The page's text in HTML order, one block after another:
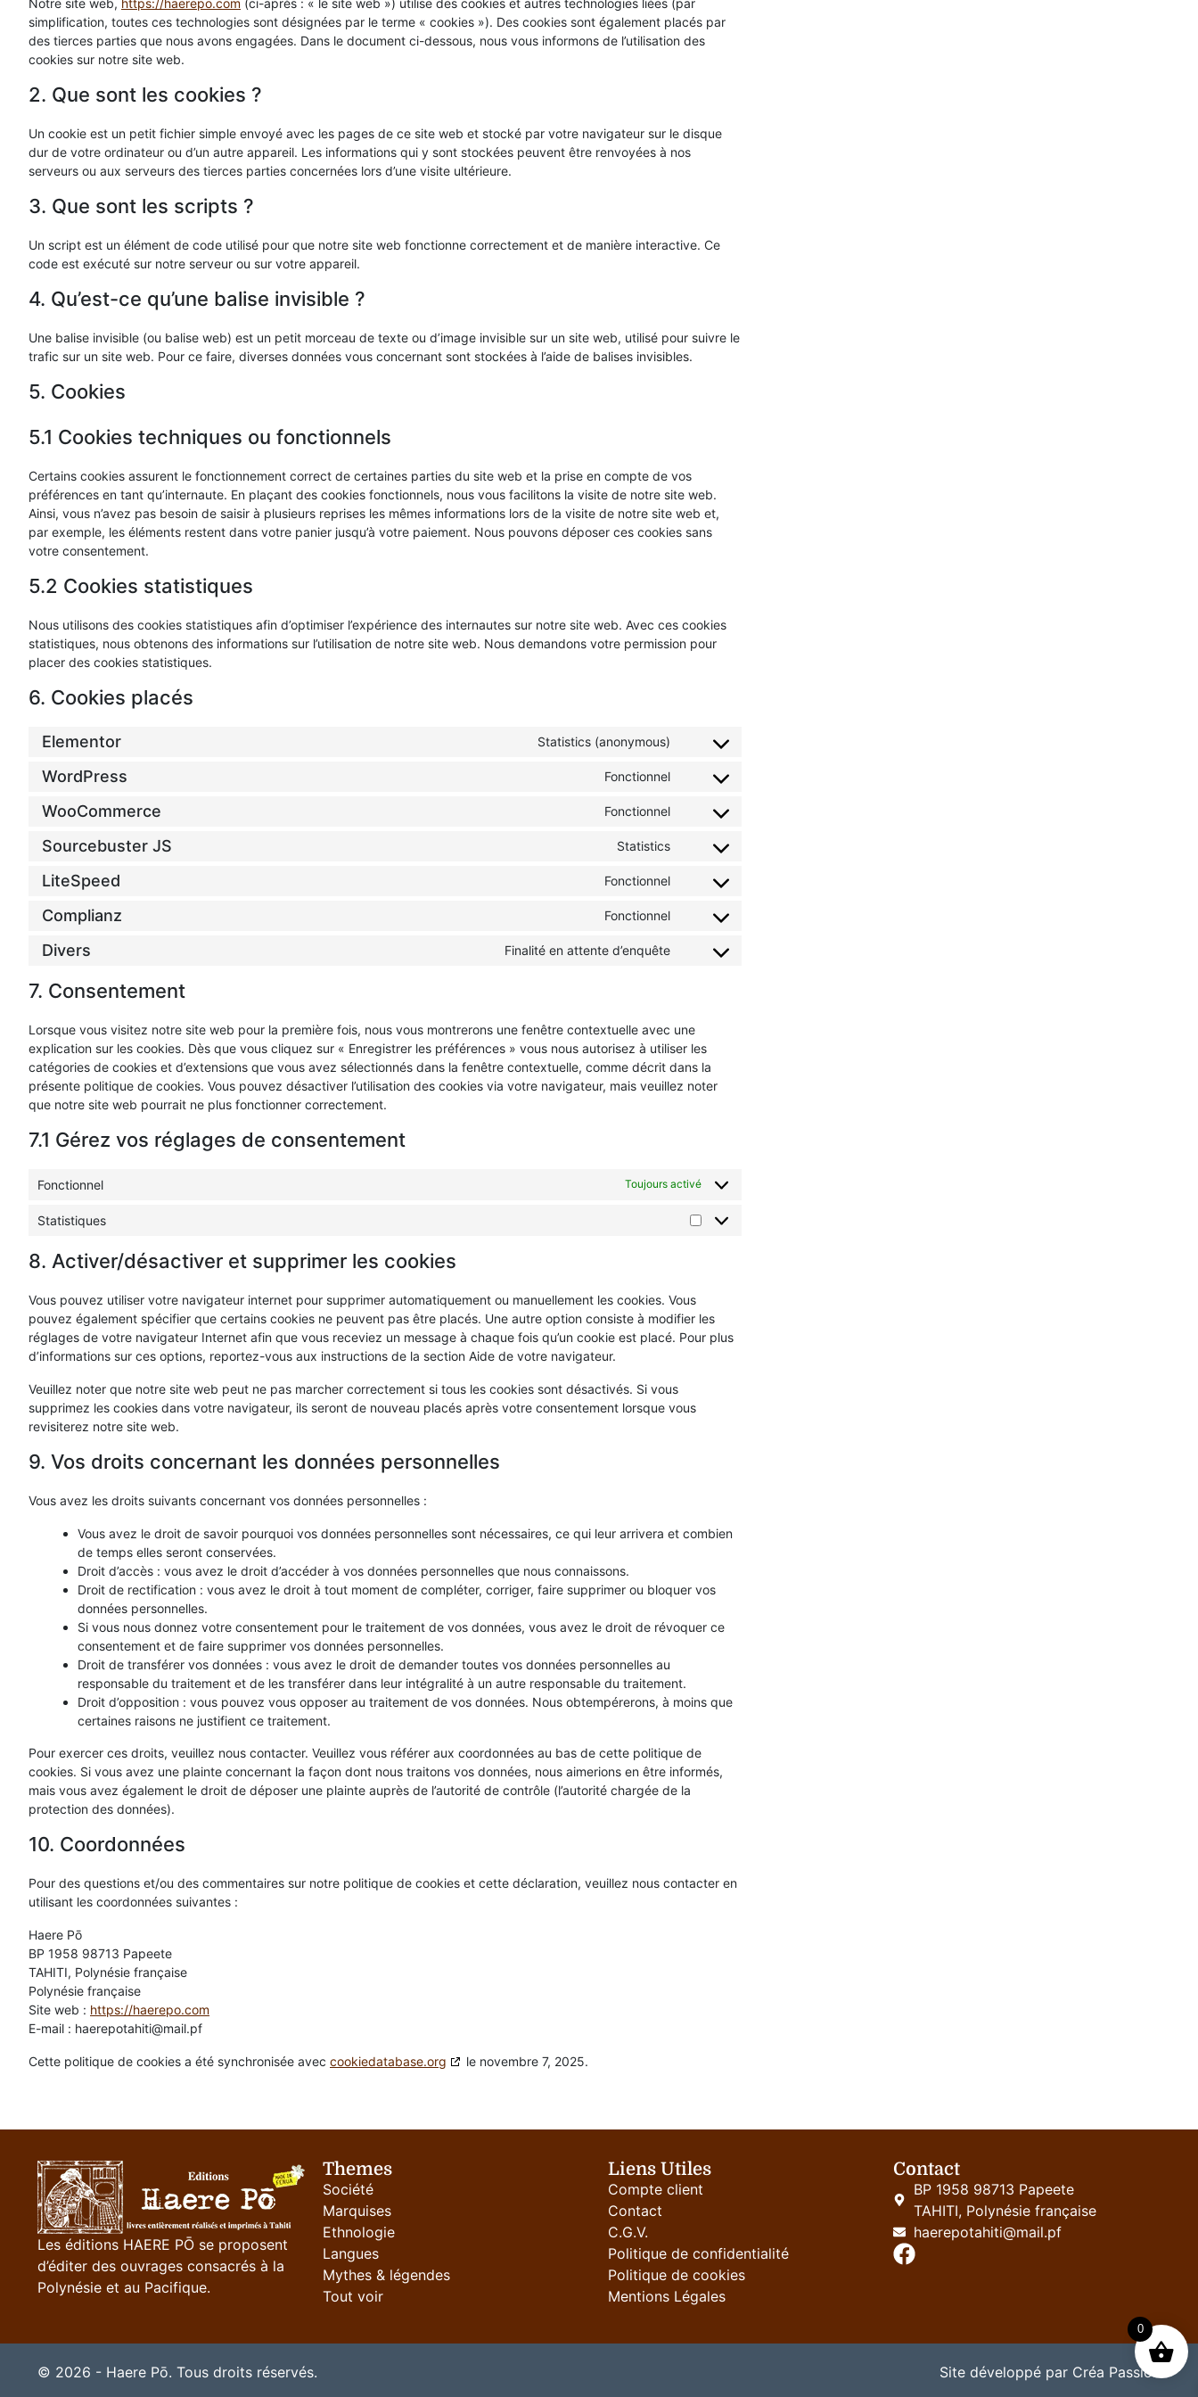
simplification, toutes ces technologies sont désignées par le terme « cookies »). Des cookies sont également placés par
des tierces parties que nous avons engagées. Dans le document ci-dessous, nous vous informons de l’utilisation des
cookies sur notre site web.
2. Que sont les cookies ?
Un cookie est un petit fichier simple envoyé avec les pages de ce site web et stocké par votre navigateur sur le disque
dur de votre ordinateur ou d’un autre appareil. Les informations qui y sont stockées peuvent être renvoyées à nos
serveurs ou aux serveurs des tierces parties concernées lors d’une visite ultérieure.
3. Que sont les scripts ?
Un script est un élément de code utilisé pour que notre site web fonctionne correctement et de manière interactive. Ce
code est exécuté sur notre serveur ou sur votre appareil.
4. Qu’est-ce qu’une balise invisible ?
Une balise invisible (ou balise web) est un petit morceau de texte ou d’image invisible sur un site web, utilisé pour suivre le
trafic sur un site web. Pour ce faire, diverses données vous concernant sont stockées à l’aide de balises invisibles.
5. Cookies
5.1 Cookies techniques ou fonctionnels
Certains cookies assurent le fonctionnement correct de certaines parties du site web et la prise en compte de vos
préférences en tant qu’internaute. En plaçant des cookies fonctionnels, nous vous facilitons la visite de notre site web.
Ainsi, vous n’avez pas besoin de saisir à plusieurs reprises les mêmes informations lors de la visite de notre site web et,
par exemple, les éléments restent dans votre panier jusqu’à votre paiement. Nous pouvons déposer ces cookies sans
votre consentement.
5.2 Cookies statistiques
Nous utilisons des cookies statistiques afin d’optimiser l’expérience des internautes sur notre site web. Avec ces cookies
statistiques, nous obtenons des informations sur l’utilisation de notre site web. Nous demandons votre permission pour
placer des cookies statistiques.
6. Cookies placés
Elementor Statistics (anonymous)
WordPress Fonctionnel
WooCommerce Fonctionnel
Sourcebuster JS Statistics
LiteSpeed Fonctionnel
Complianz Fonctionnel
Divers Finalité en attente d’enquête
7. Consentement
Lorsque vous visitez notre site web pour la première fois, nous vous montrerons une fenêtre contextuelle avec une
explication sur les cookies. Dès que vous cliquez sur « Enregistrer les préférences » vous nous autorisez à utiliser les
catégories de cookies et d’extensions que vous avez sélectionnés dans la fenêtre contextuelle, comme décrit dans la
présente politique de cookies. Vous pouvez désactiver l’utilisation des cookies via votre navigateur, mais veuillez noter
que notre site web pourrait ne plus fonctionner correctement.
7.1 Gérez vos réglages de consentement
Fonctionnel Toujours activé
Statistiques
8. Activer/désactiver et supprimer les cookies
Vous pouvez utiliser votre navigateur internet pour supprimer automatiquement ou manuellement les cookies. Vous
pouvez également spécifier que certains cookies ne peuvent pas être placés. Une autre option consiste à modifier les
réglages de votre navigateur Internet afin que vous receviez un message à chaque fois qu’un cookie est placé. Pour plus
d’informations sur ces options, reportez-vous aux instructions de la section Aide de votre navigateur.
Veuillez noter que notre site web peut ne pas marcher correctement si tous les cookies sont désactivés. Si vous
supprimez les cookies dans votre navigateur, ils seront de nouveau placés après votre consentement lorsque vous
revisiterez notre site web.
9. Vos droits concernant les données personnelles
Vous avez les droits suivants concernant vos données personnelles :
Vous avez le droit de savoir pourquoi vos données personnelles sont nécessaires, ce qui leur arrivera et combien
de temps elles seront conservées.
Droit d’accès : vous avez le droit d’accéder à vos données personnelles que nous connaissons.
Droit de rectification : vous avez le droit à tout moment de compléter, corriger, faire supprimer ou bloquer vos
données personnelles.
Si vous nous donnez votre consentement pour le traitement de vos données, vous avez le droit de révoquer ce
consentement et de faire supprimer vos données personnelles.
Droit de transférer vos données : vous avez le droit de demander toutes vos données personnelles au
responsable du traitement et de les transférer dans leur intégralité à un autre responsable du traitement.
Droit d’opposition : vous pouvez vous opposer au traitement de vos données. Nous obtempérerons, à moins que
certaines raisons ne justifient ce traitement.
Pour exercer ces droits, veuillez nous contacter. Veuillez vous référer aux coordonnées au bas de cette politique de
cookies. Si vous avez une plainte concernant la façon dont nous traitons vos données, nous aimerions en être informés,
mais vous avez également le droit de déposer une plainte auprès de l’autorité de contrôle (l’autorité chargée de la
protection des données).
10. Coordonnées
Pour des questions et/ou des commentaires sur notre politique de cookies et cette déclaration, veuillez nous contacter en
utilisant les coordonnées suivantes :
Haere Pō
BP 1958 98713 Papeete
TAHITI, Polynésie française
Polynésie française
Site web : https://haerepo.com
E-mail : haerepotahiti@mail.pf
Cette politique de cookies a été synchronisée avec cookiedatabase.org le novembre 7, 2025.
Les éditions HAERE PŌ se proposent
d’éditer des ouvrages consacrés à la
Polynésie et au Pacifique.
Themes
Société
Marquises
Ethnologie
Langues
Mythes & légendes
Tout voir
Liens Utiles
Compte client
Contact
C.G.V.
Politique de confidentialité
Politique de cookies
Mentions Légales
Contact
BP 1958 98713 Papeete
TAHITI, Polynésie française
haerepotahiti@mail.pf
© 2026 - Haere Pō. Tous droits réservés. Site développé par Créa Passion
0